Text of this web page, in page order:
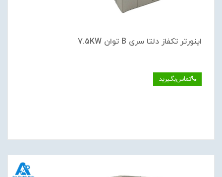
اینورتر تکفاز دلتا سری B توان 7.5KW
تماس‌بگیرید